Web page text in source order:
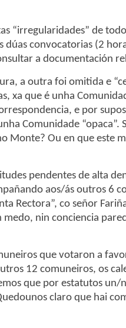
“irregularidades” de
dúas convocatorias (2
a documentación
a outra foi omitida e
xa que é unha
e por
Comunidade
Monte? Ou en que este
pendentes de alta
aos/ás outros 6
Rectora”, co señor
nin conciencia
que votaron a
12 comuneiros, os
que por estatutos un/
claro que hai